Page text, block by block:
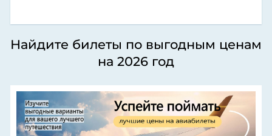
Найдите билеты по выгодным ценам
на 2026 год